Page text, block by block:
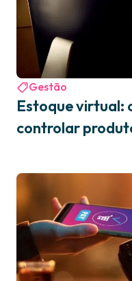
Gestão
Estoque virtual:
controlar